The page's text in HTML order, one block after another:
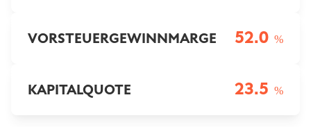
VORSTEUERGEWINNMARGE 52.0 %
KAPITALQUOTE 23.5 %